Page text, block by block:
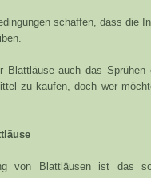
schaffen, dass die
auch das Sprühen
zu kaufen, doch wer
von Blattläusen ist das so